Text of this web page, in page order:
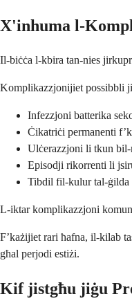
X'inhuma l-
Il-biċċa l-kbira tan-nies
Komplikazzjonijiet possibbli
Infezzjoni batterika
Ċikatriċi permanenti
Ulċerazzjoni li tkun
Episodji rikorrenti li
Tibdil fil-kulur tal-ġilda
L-iktar komplikazzjoni
F’każijiet rari ħafna, il-kilab
għal perjodi estiżi.
Kif jistgħu jiġu